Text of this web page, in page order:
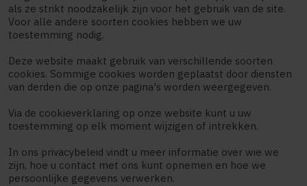
als ze strikt noodzakelijk zijn voor het gebruik van de site.
Voor alle andere soorten cookies hebben we uw
toestemming nodig.
Deze website maakt gebruik van verschillende soorten
cookies. Sommige cookies worden geplaatst door diensten
van derden die op onze pagina's worden weergegeven.
Via de cookieverklaring op onze website kunt u uw
toestemming op elk moment wijzigen of intrekken.
In ons privacybeleid vindt u meer informatie over wie we
zijn, hoe u contact met ons kunt opnemen en hoe we
persoonlijke gegevens verwerken.